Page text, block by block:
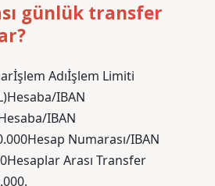
günlük transfer
Adıİşlem Limiti
IBAN
IBAN
Numarası/IBAN
Arası Transfer